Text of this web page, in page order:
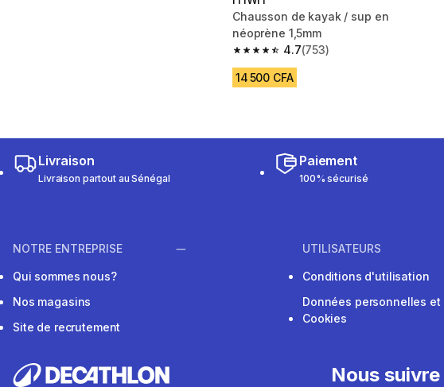
Chausson de kayak / sup en
néoprène 1,5mm
4.7
4.7 out of 5 stars from 753 reviews
(753)
14 500 CFA
Livraison
Livraison partout au Sénégal
Paiement
100% sécurisé
NOTRE ENTREPRISE
Qui sommes nous?
Nos magasins
Site de recrutement
UTILISATEURS
Conditions d'utilisation
Données personnelles et
Cookies
Nous suivre